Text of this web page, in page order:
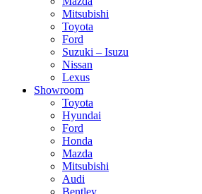
Mitsubishi
Toyota
Ford
Suzuki – Isuzu
Nissan
Lexus
Showroom
Toyota
Hyundai
Ford
Honda
Mazda
Mitsubishi
Audi
Bentley